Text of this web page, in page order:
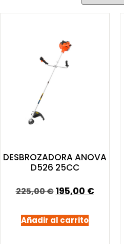
DESBROZADORA ANOVA
D526 25CC
225,00€195,00 €
Añadir al carrito